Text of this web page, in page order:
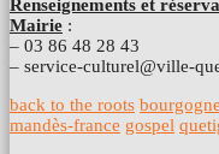
Renseignements et
Mairie :
– 03 86 48 28 43
– service-culturel@ville-
back to the roots bourgogne
mandès-france gospel